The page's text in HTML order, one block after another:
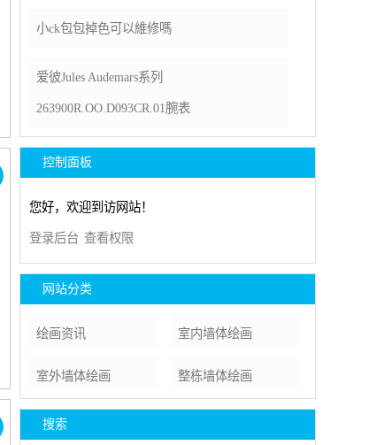
​小ck包包掉色可以維修嗎
爱彼Jules Audemars系列
263900R.OO.D093CR.01腕表
控制面板
您好，欢迎到访网站！
登录后台 查看权限
网站分类
绘画资讯 室内墙体绘画
室外墙体绘画 整栋墙体绘画
搜索